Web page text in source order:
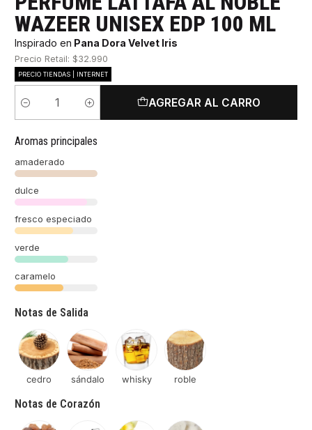
WAZEER UNISEX EDP 100 ML
Inspirado en Pana Dora Velvet Iris
Precio Retail: $32.990
PRECIO TIENDAS | INTERNET
Cantidad
AGREGAR AL CARRO
Aromas principales
amaderado
dulce
fresco especiado
verde
caramelo
Notas de Salida
cedro sándalo whisky roble
Notas de Corazón